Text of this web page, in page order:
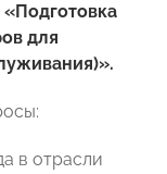
«Подготовка
для
.
в отрасли